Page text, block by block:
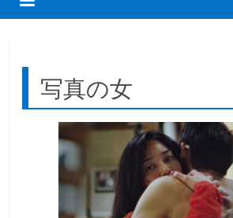
シ
ネ
マ
写真の女